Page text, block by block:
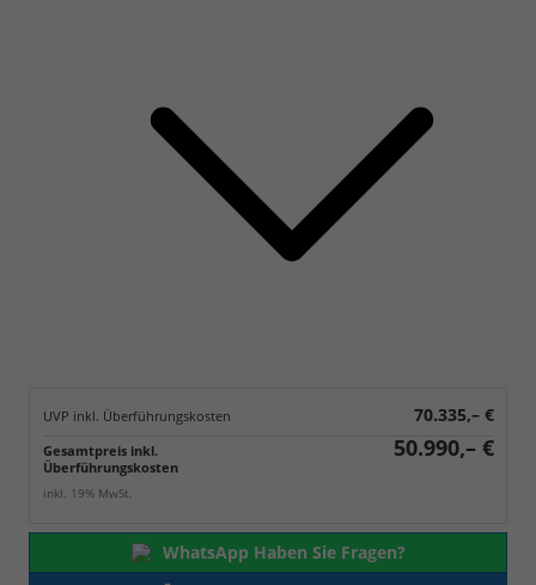
UVP inkl. Überführungskosten 70.335,– €
Gesamtpreis inkl.
Überführungskosten
50.990,– €
inkl. 19% MwSt.
WhatsApp Haben Sie Fragen?